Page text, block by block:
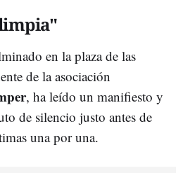
en la plaza de las
de la asociación
, ha leído un manifiesto y
de silencio justo antes de
una por una.